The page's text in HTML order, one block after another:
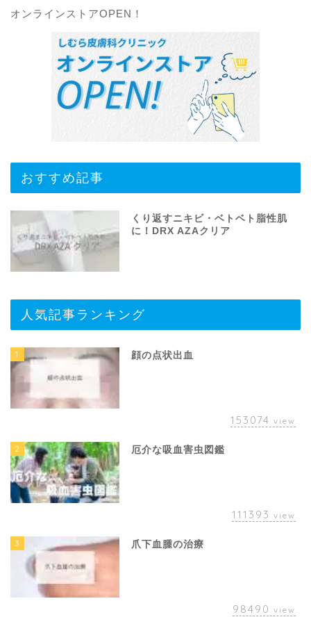
オンラインストアOPEN！
おすすめ記事
くり返すニキビ・ベトベト脂性肌
に！DRX AZAクリア
人気記事ランキング
1 顔の点状出血
153074 view
2 厄介な吸血害虫図鑑
111393 view
3 爪下血腫の治療
98490 view